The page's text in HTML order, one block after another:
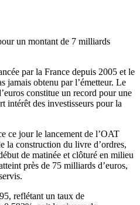
un montant de 7 milliards
par la France depuis 2005 et le
jamais obtenu par l’émetteur. Le
constitue un record pour une
intérêt des investisseurs pour la
ce jour le lancement de l’OAT
la construction du livre d’ordres,
de matinée et clôturé en milieu
près de 75 milliards d’euros,
reflétant un taux de